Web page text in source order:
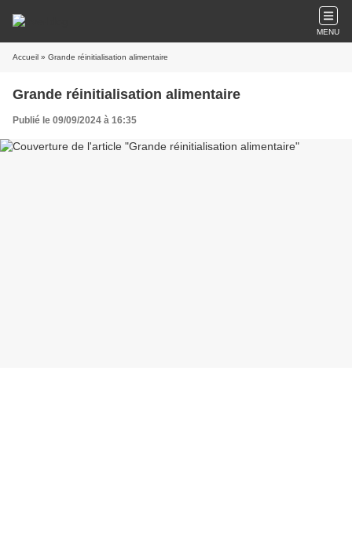
MENU
Accueil » Grande réinitialisation alimentaire
Grande réinitialisation alimentaire
Publié le 09/09/2024 à 16:35